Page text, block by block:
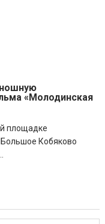
«Молодинская
площадке
Большое Кобяково